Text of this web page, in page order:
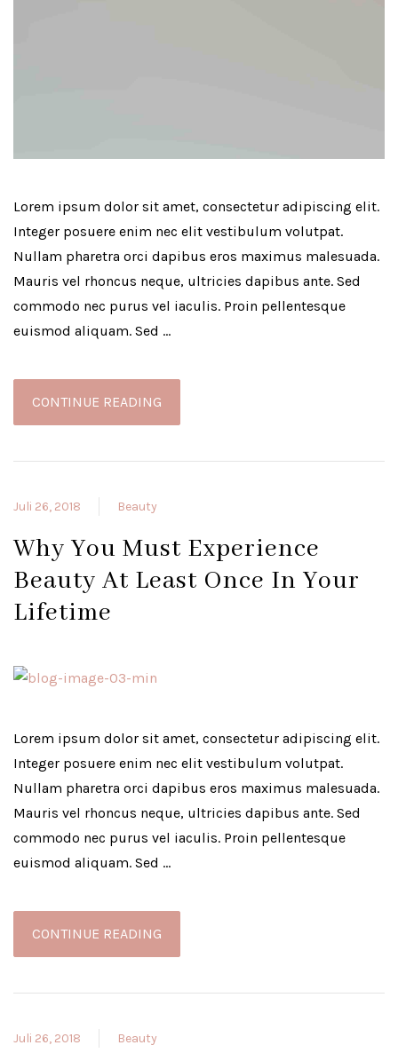
Lorem ipsum dolor sit amet, consectetur adipiscing elit.
Integer posuere enim nec elit vestibulum volutpat.
Nullam pharetra orci dapibus eros maximus malesuada.
Mauris vel rhoncus neque, ultricies dapibus ante. Sed
commodo nec purus vel iaculis. Proin pellentesque
euismod aliquam. Sed …
CONTINUE READING
Juli 26, 2018 Beauty
Why You Must Experience
Beauty At Least Once In Your
Lifetime
Lorem ipsum dolor sit amet, consectetur adipiscing elit.
Integer posuere enim nec elit vestibulum volutpat.
Nullam pharetra orci dapibus eros maximus malesuada.
Mauris vel rhoncus neque, ultricies dapibus ante. Sed
commodo nec purus vel iaculis. Proin pellentesque
euismod aliquam. Sed …
CONTINUE READING
Juli 26, 2018 Beauty